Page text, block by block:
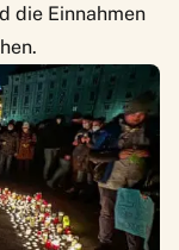
die Einnahmen